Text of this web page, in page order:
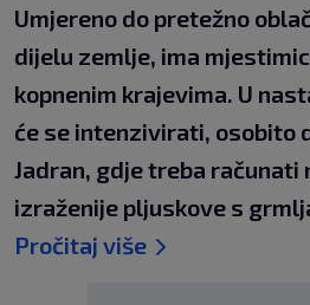
Umjereno do pretežno
dijelu zemlje, ima
kopnenim krajevima. U
će se intenzivirati, osobito
Jadran, gdje treba računati
izraženije pljuskove s
Pročitaj više